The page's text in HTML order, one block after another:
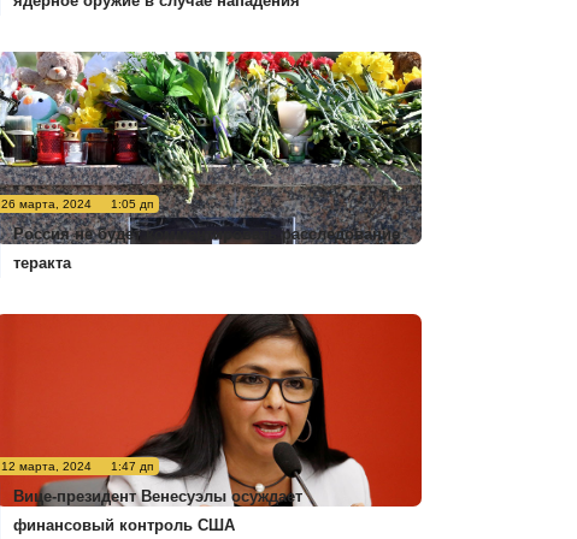
26 марта, 2024 1:05 дп
Россия не будет комментировать расследование
теракта
12 марта, 2024 1:47 дп
Вице-президент Венесуэлы осуждает
финансовый контроль США